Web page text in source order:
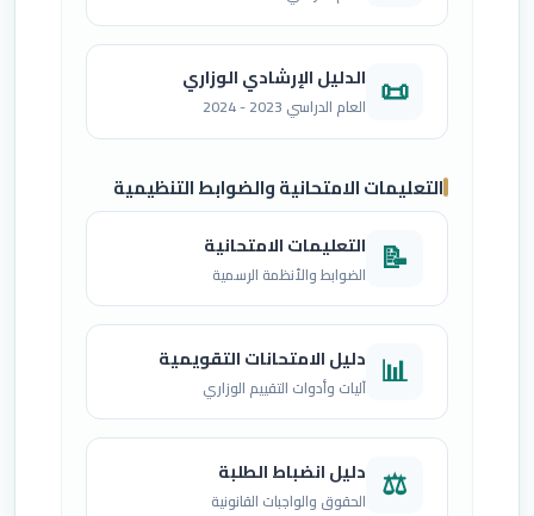
📜 الدليل الإرشادي الوزاري
العام الدراسي 2023 - 2024
التعليمات الامتحانية والضوابط التنظيمية
📝 التعليمات الامتحانية
الضوابط والأنظمة الرسمية
📊 دليل الامتحانات التقويمية
آليات وأدوات التقييم الوزاري
⚖️ دليل انضباط الطلبة
الحقوق والواجبات القانونية